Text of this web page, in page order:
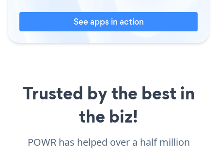
See apps in action
Trusted by the best in
the biz!
POWR has helped over a half million